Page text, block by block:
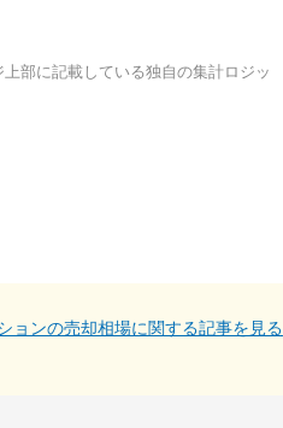
部に記載している独自の集計ロジッ
ョンの売却相場に関する記事を見る